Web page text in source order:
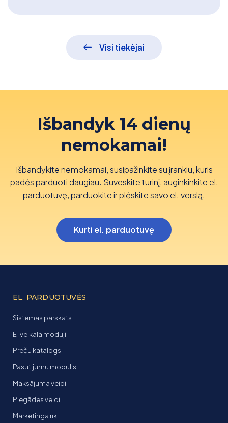
Visi tiekėjai
Išbandyk 14 dienų
nemokamai!
Išbandykite nemokamai, susipažinkite su įrankiu, kuris
padės parduoti daugiau. Suveskite turinį, auginkinkite el.
parduotuvę, parduokite ir plėskite savo el. verslą.
Kurti el. parduotuvę
EL. PARDUOTUVĖS
Sistēmas pārskats
E-veikala moduļi
Preču katalogs
Pasūtījumu modulis
Maksājuma veidi
Piegādes veidi
Mārketinga rīki